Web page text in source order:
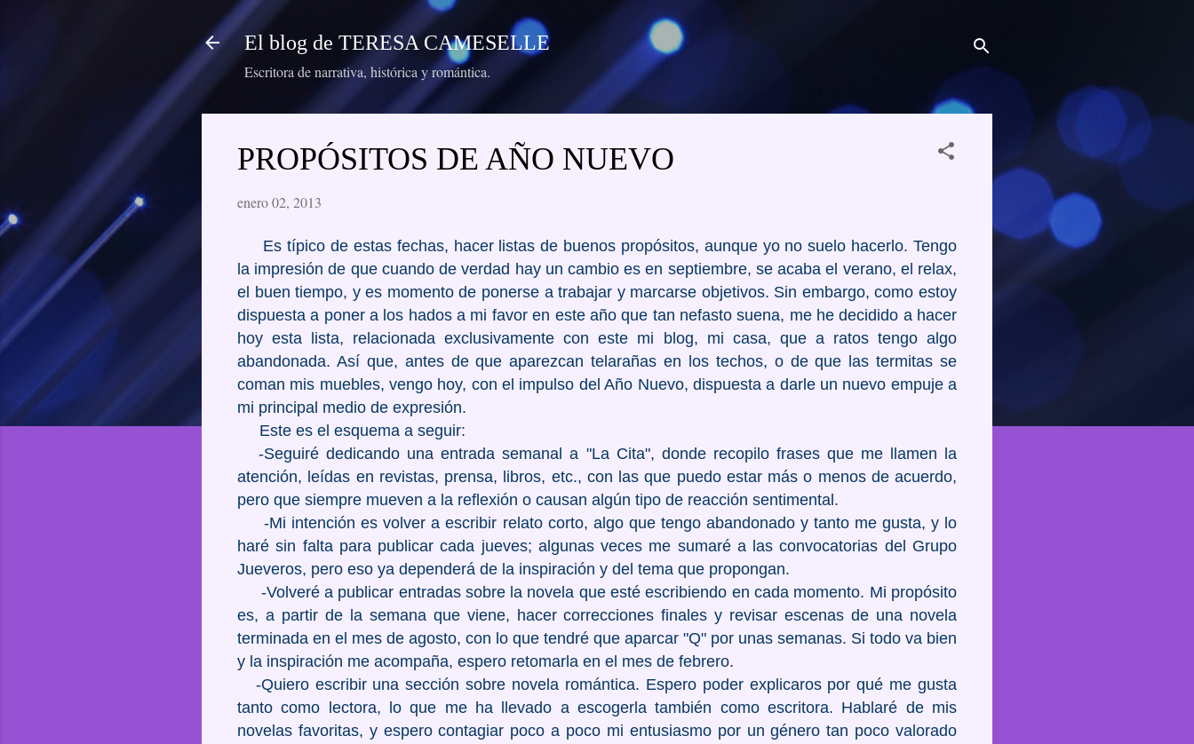
Ir al contenido principal
El blog de TERESA CAMESELLE
Escritora de narrativa, histórica y romántica.
PROPÓSITOS DE AÑO NUEVO
enero 02, 2013
Es típico de estas fechas, hacer listas de buenos propósitos, aunque yo no suelo hacerlo. Tengo
la impresión de que cuando de verdad hay un cambio es en septiembre, se acaba el verano, el relax,
el buen tiempo, y es momento de ponerse a trabajar y marcarse objetivos. Sin embargo, como estoy
dispuesta a poner a los hados a mi favor en este año que tan nefasto suena, me he decidido a hacer
hoy esta lista, relacionada exclusivamente con este mi blog, mi casa, que a ratos tengo algo
abandonada. Así que, antes de que aparezcan telarañas en los techos, o de que las termitas se
coman mis muebles, vengo hoy, con el impulso del Año Nuevo, dispuesta a darle un nuevo empuje a
mi principal medio de expresión.
Este es el esquema a seguir:
-Seguiré dedicando una entrada semanal a "La Cita", donde recopilo frases que me llamen la
atención, leídas en revistas, prensa, libros, etc., con las que puedo estar más o menos de acuerdo,
pero que siempre mueven a la reflexión o causan algún tipo de reacción sentimental.
-Mi intención es volver a escribir relato corto, algo que tengo abandonado y tanto me gusta, y lo
haré sin falta para publicar cada jueves; algunas veces me sumaré a las convocatorias del Grupo
Jueveros, pero eso ya dependerá de la inspiración y del tema que propongan.
-Volveré a publicar entradas sobre la novela que esté escribiendo en cada momento. Mi propósito
es, a partir de la semana que viene, hacer correcciones finales y revisar escenas de una novela
terminada en el mes de agosto, con lo que tendré que aparcar "Q" por unas semanas. Si todo va bien
y la inspiración me acompaña, espero retomarla en el mes de febrero.
-Quiero escribir una sección sobre novela romántica. Espero poder explicaros por qué me gusta
tanto como lectora, lo que me ha llevado a escogerla también como escritora. Hablaré de mis
novelas favoritas, y espero contagiar poco a poco mi entusiasmo por un género tan poco valorado